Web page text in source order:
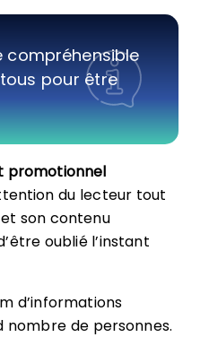
compréhensible
pour être
promotionnel
du lecteur tout
son contenu
oublié l’instant
d’informations
de personnes.